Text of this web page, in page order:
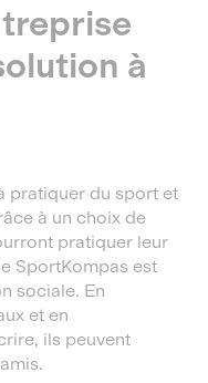
à
pratiquer du sport et
à un choix de
pratiquer leur
SportKompas est
sociale. En
et en
ils peuvent